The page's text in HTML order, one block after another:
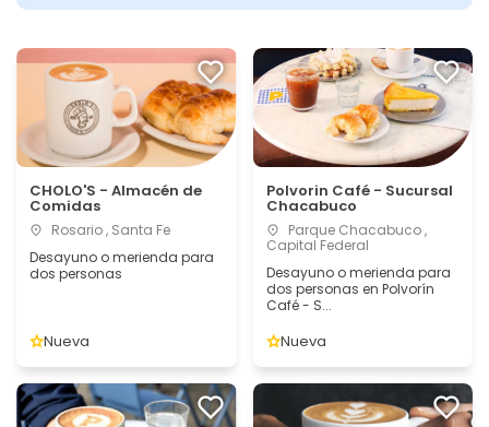
CHOLO'S - Almacén de
Comidas
Rosario , Santa Fe
Desayuno o merienda para
dos personas
Nueva
Polvorin Café - Sucursal
Chacabuco
Parque Chacabuco ,
Capital Federal
Desayuno o merienda para
dos personas en Polvorín
Café - S...
Nueva